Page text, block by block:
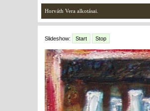
Horváth Vera alkotásai.
Slideshow: Start Stop